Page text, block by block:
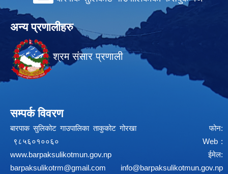
अन्य प्रणालीहरु
श्रम संसार प्रणाली
सम्पर्क विवरण
बारपाक सुलिकोट गाउपालिका ताकुकोट गोरखा फोन:
९८५६०१००६० Web :
www.barpaksulikotmun.gov.np
ईमेल:
barpaksulikotrm@gmail.com
info@barpaksulikotmun.gov.np